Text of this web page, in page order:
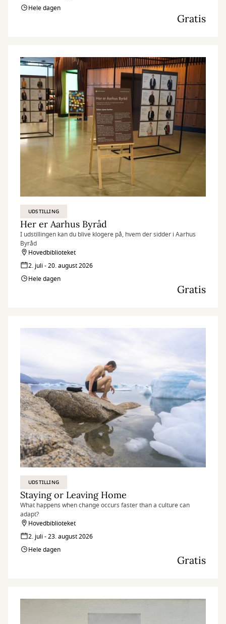
Hele dagen
Gratis
UDSTILLING
Her er Aarhus Byråd
I udstillingen kan du blive klogere på, hvem der sidder i Aarhus
Byråd
Hovedbiblioteket
2. juli - 20. august 2026
Hele dagen
Gratis
UDSTILLING
Staying or Leaving Home
What happens when change occurs faster than a culture can
adapt?
Hovedbiblioteket
2. juli - 23. august 2026
Hele dagen
Gratis